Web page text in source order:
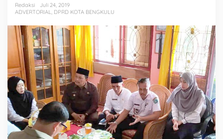
a
B
e
n
g
k
u
l
u
S
i
d
a
Redaksi
Juli 24, 2019
ADVERTORIAL, DPRD KOTA BENGKULU